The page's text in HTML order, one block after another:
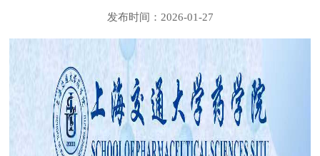
发布时间：2026-01-27